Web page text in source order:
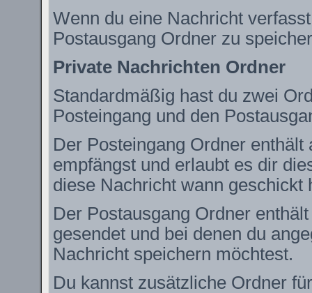
Wenn du eine Nachricht
Postausgang Ordner zu
Private Nachrichten Ordner
Standardmäßig hast du zwei
Posteingang und den
Der Posteingang Ordner
empfängst und erlaubt es dir
diese Nachricht wann geschickt
Der Postausgang Ordner
gesendet und bei denen du
Nachricht speichern möchtest.
Du kannst zusätzliche Ordner